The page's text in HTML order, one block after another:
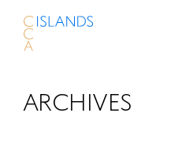
ABOUT
ARCHIVES